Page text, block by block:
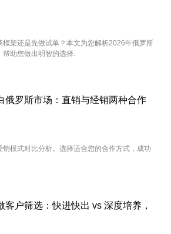
框架还是先做试单？本文为您解析2026年俄罗斯
帮助您做出明智的选择.
俄罗斯市场：直销与经销两种合作
模式对比分析。选择适合您的合作方式，成功
客户筛选：快进快出 vs 深度培养，